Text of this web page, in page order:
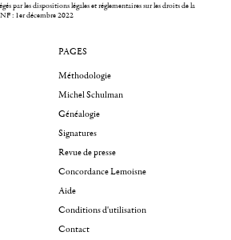
par les dispositions légales et réglementaires sur les droits de la
: 1er décembre 2022
PAGES
Méthodologie
Michel Schulman
Généalogie
Signatures
Revue de presse
Concordance Lemoisne
Aide
Conditions d'utilisation
Contact